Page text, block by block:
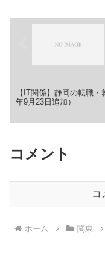
【IT関係】静岡の転職
年9月23日追加）
コメント
コ
ホーム 関東